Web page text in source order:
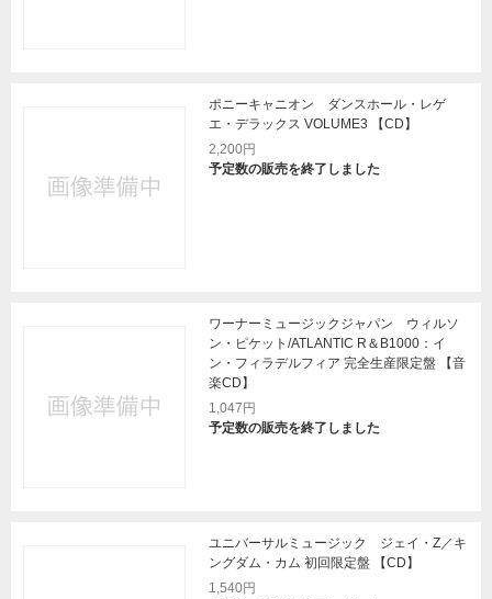
ポニーキャニオン ダンスホール・レゲ
エ・デラックス VOLUME3 【CD】
2,200円
予定数の販売を終了しました
ワーナーミュージックジャパン ウィルソ
ン・ピケット/ATLANTIC R＆B1000：イ
ン・フィラデルフィア 完全生産限定盤 【音
楽CD】
1,047円
予定数の販売を終了しました
ユニバーサルミュージック ジェイ・Z／キ
ングダム・カム 初回限定盤 【CD】
1,540円